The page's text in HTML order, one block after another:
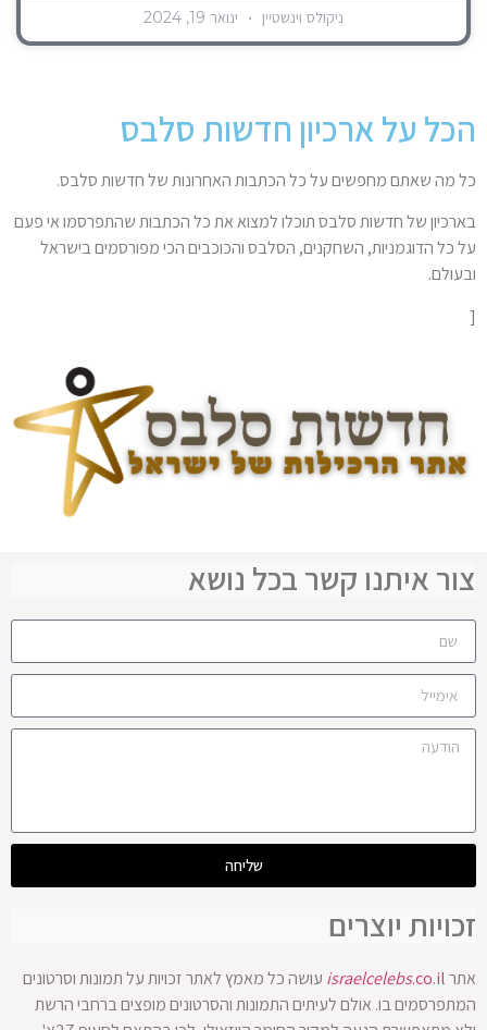
ניקולס וינשטיין ינואר 19, 2024
הכל על ארכיון חדשות סלבס
כל מה שאתם מחפשים על כל הכתבות האחרונות של חדשות סלבס.
בארכיון של חדשות סלבס תוכלו למצוא את כל הכתבות שהתפרסמו אי פעם
על כל הדוגמניות, השחקנים, הסלבס והכוכבים הכי מפורסמים בישראל
ובעולם.
[
צור איתנו קשר בכל נושא
שליחה
זכויות יוצרים
אתר israelcelebs.co.il
עושה כל מאמץ לאתר זכויות על תמונות וסרטונים
המתפרסמים בו. אולם לעיתים התמונות והסרטונים מופצים ברחבי הרשת